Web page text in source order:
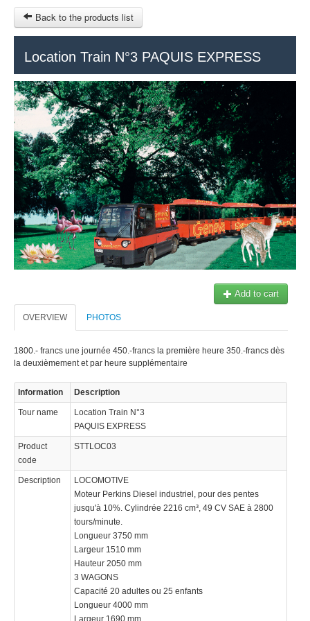
SITEMAP
OTHER SITES
$
MY CART
SIGN IN
Back to the products list
Location Train N°3 PAQUIS EXPRESS
Add to cart
OVERVIEW PHOTOS
1800.- francs une journée 450.-francs la première heure 350.-francs dès
la deuxièmement et par heure supplémentaire
Information Description
Tour name
Location Train N°3
PAQUIS EXPRESS
Product
code
STTLOC03
Description
LOCOMOTIVE
Moteur Perkins Diesel industriel, pour des pentes
jusqu'à 10%. Cylindrée 2216 cm³, 49 CV SAE à 2800
tours/minute.
Longueur 3750 mm
Largeur 1510 mm
Hauteur 2050 mm
3 WAGONS
Capacité 20 adultes ou 25 enfants
Longueur 4000 mm
Largeur 1690 mm
© 2023 Swisstours Transports SA - All rights reserved.